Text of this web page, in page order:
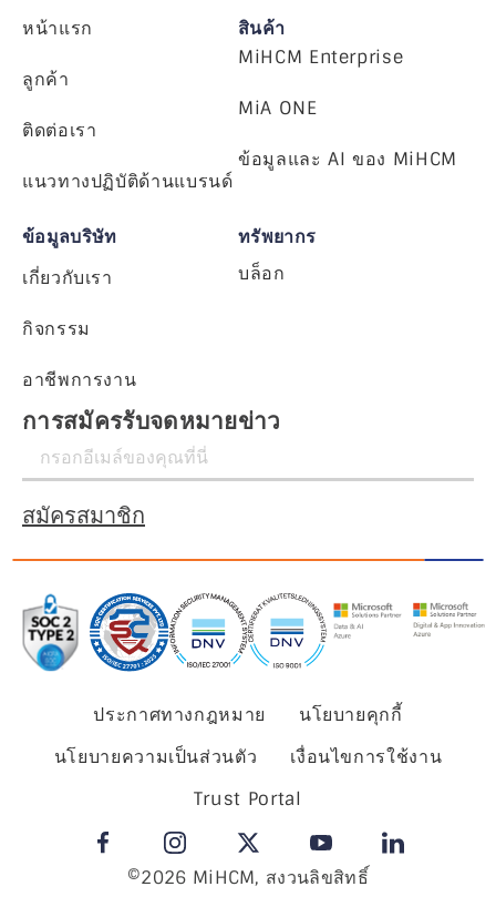
หน้าแรก
ลูกค้า
ติดต่อเรา
แนวทางปฏิบัติด้านแบรนด์
สินค้า
MiHCM Enterprise
MiA ONE
ข้อมูลและ AI ของ MiHCM
ข้อมูลบริษัท
เกี่ยวกับเรา
กิจกรรม
อาชีพการงาน
ทรัพยากร
บล็อก
การสมัครรับจดหมายข่าว
สมัครสมาชิก
ประกาศทางกฎหมาย
นโยบายคุกกี้
นโยบายความเป็นส่วนตัว
เงื่อนไขการใช้งาน
Trust Portal
©2026 MiHCM, สงวนลิขสิทธิ์